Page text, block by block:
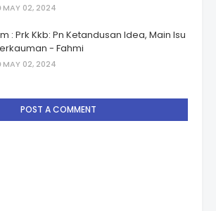
MAY 02, 2024
: Prk Kkb: Pn Ketandusan Idea, Main Isu
- Fahmi
MAY 02, 2024
POST A COMMENT